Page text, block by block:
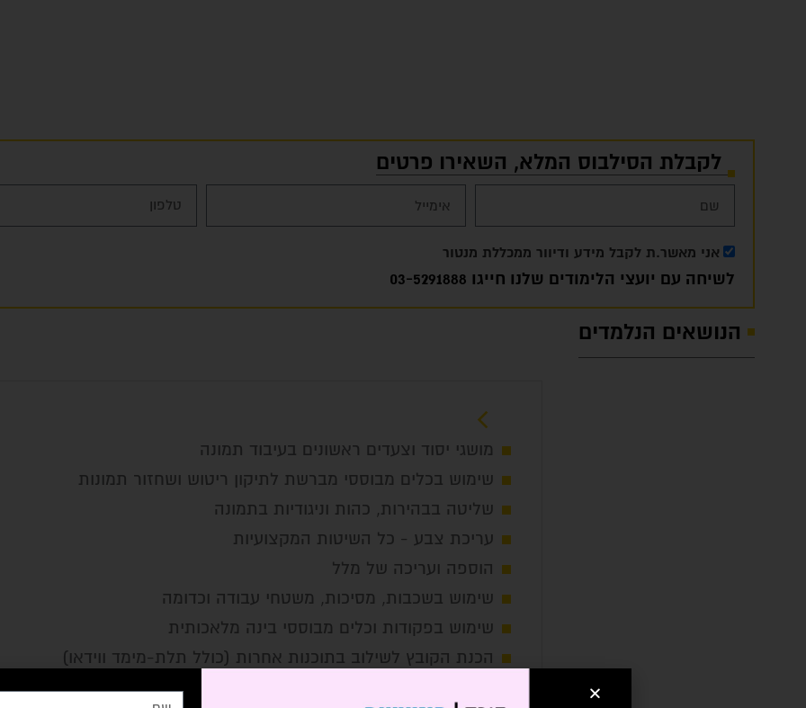
לקבלת הסילבוס המלא, השאירו פרטים
אני מאשר.ת לקבל מידע ודיוור ממכללת מנטור
לשיחה עם יועצי הלימודים שלנו חייגו 03-5291888
הנושאים הנלמדים
מושגי יסוד וצעדים ראשונים בעיבוד תמונה
שימוש בכלים מבוססי מברשת לתיקון ריטוש ושחזור תמונות
שליטה בבהירות, כהות וניגודיות בתמונה
עריכת צבע - כל השיטות המקצועיות
הוספה ועריכה של מלל
שימוש בשכבות, מסיכות, משטחי עבודה וכדומה 
שימוש בפקודות וכלים מבוססי בינה מלאכותית 
הכנת הקובץ לשילוב בתוכנות אחרות (כולל תלת-מימד ווידאו)